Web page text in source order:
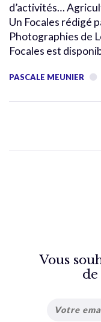
d’activités…
Un Focales rédigé
Photographies de
Focales est
PASCALE MEUNIER
Vous
de